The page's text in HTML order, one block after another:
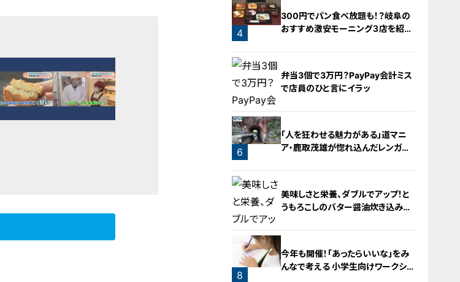
2
4
300円でパン食べ放題も！？岐阜の
おすすめ激安モーニング３店を紹
5
弁当3個で3万円？PayPay会計ミス
で店員のひと言にイラッ
6
「人を狂わせる魅力がある」道マニ
ア・鹿取茂雄が惚れ込んだレンガの
美味しさと栄養、ダブルでアップ！と
うもろこしのバター醤油炊き込みご
8
今年も開催！「あったらいいな」をみ
んなで考える 小学生向けワークショ